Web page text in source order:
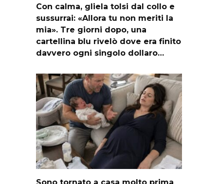
Con calma, gliela tolsi dal collo e
sussurrai: «Allora tu non meriti la
mia». Tre giorni dopo, una
cartellina blu rivelò dove era finito
davvero ogni singolo dollaro…